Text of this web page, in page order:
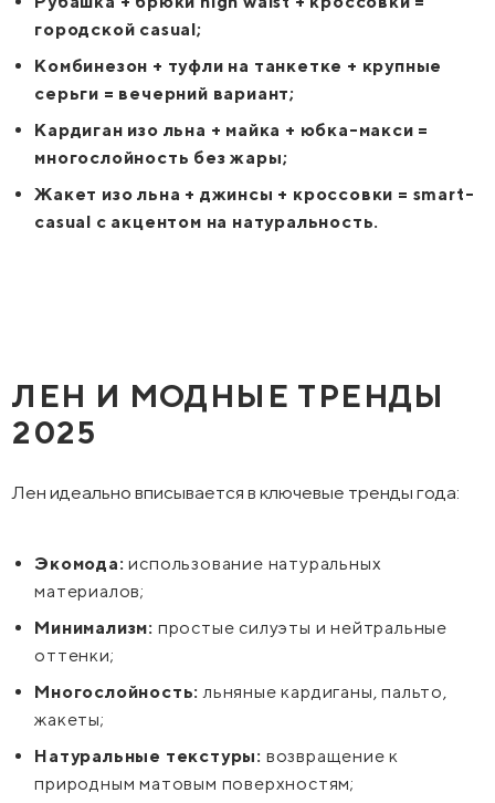
городской casual;
Комбинезон + туфли на танкетке + крупные
серьги = вечерний вариант;
Кардиган изо льна + майка + юбка-макси =
многослойность без жары;
Жакет изо льна + джинсы + кроссовки = smart-
casual с акцентом на натуральность.
ЛЕН И МОДНЫЕ ТРЕНДЫ
2025
Лен идеально вписывается в ключевые тренды года:
Экомода: использование натуральных
материалов;
Минимализм: простые силуэты и нейтральные
оттенки;
Многослойность: льняные кардиганы, пальто,
жакеты;
Натуральные текстуры: возвращение к
природным матовым поверхностям;